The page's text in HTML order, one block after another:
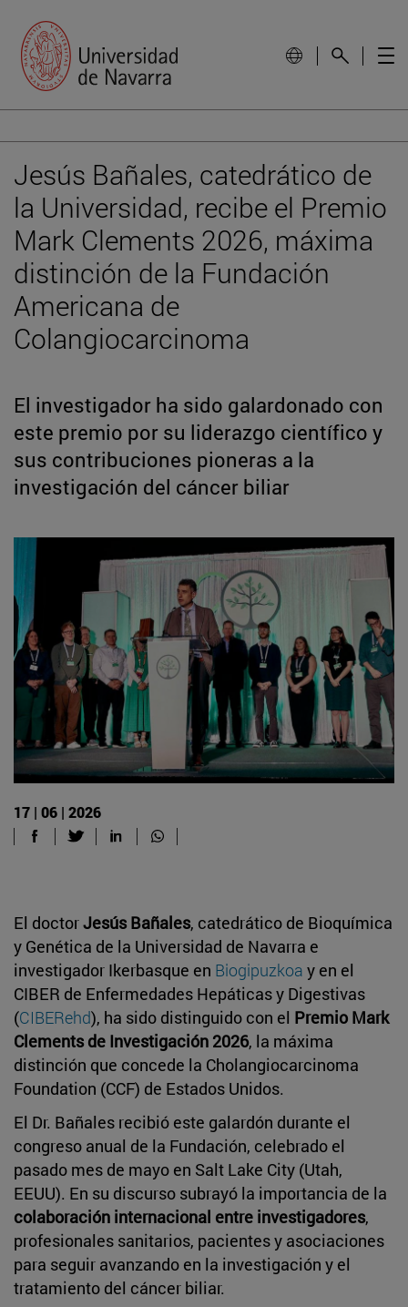
Jesús Bañales, catedrático de
la Universidad, recibe el Premio
Mark Clements 2026, máxima
distinción de la Fundación
Americana de
Colangiocarcinoma
El investigador ha sido galardonado con
este premio por su liderazgo científico y
sus contribuciones pioneras a la
investigación del cáncer biliar
17 | 06 | 2026
El doctorJesús Bañales, catedrático de Bioquímica
y Genética de la Universidad de Navarra e
investigador Ikerbasque en Biogipuzkoa y en el
CIBER de Enfermedades Hepáticas y Digestivas
(CIBERehd), ha sido distinguido con el Premio Mark
Clements de Investigación 2026, la máxima
distinción que concede la Cholangiocarcinoma
Foundation (CCF) de Estados Unidos.
El Dr. Bañales recibió este galardón durante el
congreso anual de la Fundación, celebrado el
pasado mes de mayo en Salt Lake City (Utah,
EEUU). En su discurso subrayó la importancia de la
colaboración internacional entre investigadores,
profesionales sanitarios, pacientes y asociaciones
para seguir avanzando en la investigación y el
tratamiento del cáncer biliar.